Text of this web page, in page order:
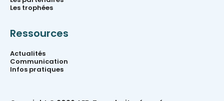
Les trophées
Ressources
Actualités
Communication
Infos pratiques